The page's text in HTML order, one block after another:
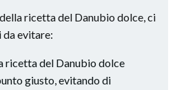
ricetta del Danubio dolce, ci
da evitare:
ricetta del Danubio dolce
giusto, evitando di